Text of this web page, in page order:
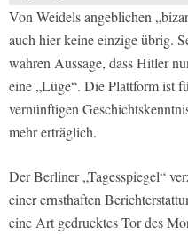
Von Weidels angeblichen
auch hier keine einzige übrig.
wahren Aussage, dass Hitler
eine „Lüge“. Die Plattform ist
vernünftigen
mehr erträglich.
Der Berliner „Tagesspiegel“
einer ernsthaften
eine Art gedrucktes Tor des